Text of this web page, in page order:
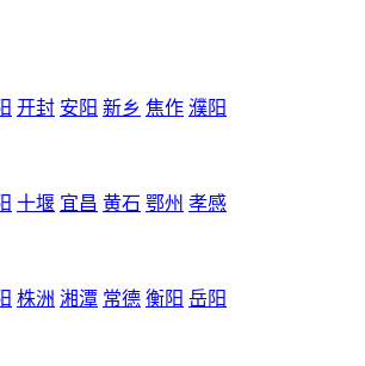
开封 安阳 新乡 焦作 濮阳
十堰 宜昌 黄石 鄂州 孝感
株洲 湘潭 常德 衡阳 岳阳